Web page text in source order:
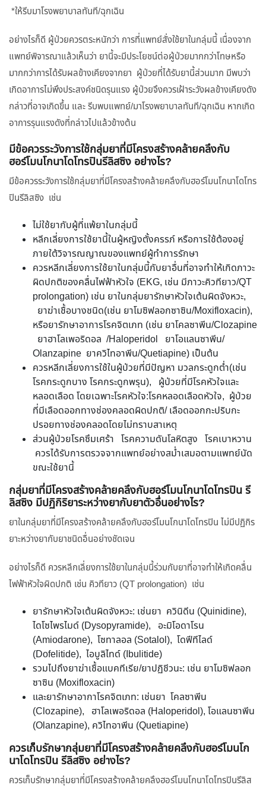
*ให้รีบมาโรงพยาบาลทันที/ฉุกเฉิน
อย่างไรก็ดี ผู้ป่วยควรตระหนักว่า การที่แพทย์สั่งใช้ยาในกลุ่มนี้ เนื่องจาก
แพทย์พิจารณาแล้วเห็นว่า ยานี้จะมีประโยชน์ต่อผู้ป่วยมากกว่าโทษหรือ
มากกว่าการได้รับผลข้างเคียงจากยา ผู้ป่วยที่ได้รับยานี้ส่วนมาก มีพบว่า
เกิดอาการไม่พึงประสงค์ชนิดรุนแรง ผู้ป่วยจึงควรเฝ้าระวังผลข้างเคียงดัง
กล่าวที่อาจเกิดขึ้น และ รีบพบแพทย์/มาโรงพยาบาลทันที/ฉุกเฉิน หากเกิด
อาการรุนแรงดังที่กล่าวไปแล้วข้างต้น
มีข้อควรระวังการใช้กลุ่มยาที่มีโครงสร้างคล้ายคลึงกับ
ฮอร์โมนโกนาโดโทรปินรีลิสซิง อย่างไร?
มีข้อควรระวังการใช้กลุ่มยาที่มีโครงสร้างคล้ายคลึงกับฮอร์โมนโกนาโดโทร
ปินรีลิสซิง เช่น
ไม่ใช้ยากับผู้ที่แพ้ยาในกลุ่มนี้
หลีกเลี่ยงการใช้ยานี้ในผู้หญิงตั้งครรภ์ หรือการใช้ต้องอยู่
ภายใต้วิจารณญาณของแพทย์ผู้ทำการรักษา
ควรหลีกเลี่ยงการใช้ยาในกลุ่มนี้กับยาอื่นที่อาจทำให้เกิดภาวะ
ผิดปกติของคลื่นไฟฟ้าหัวใจ (EKG, เช่น มีภาวะคิวทียาว/QT
prolongation) เช่น ยาในกลุ่มยารักษาหัวใจเต้นผิดจังหวะ,
ยาฆ่าเชื้อบางชนิด(เช่น ยาโมซิฟลอกซาซิน/Moxifloxacin),
หรือยารักษาอาการโรคจิตเภท (เช่น ยาโคลซาพีน/Clozapine
ยาฮาโลเพอริดอล /Haloperidol ยาโอแลนซาพีน/
Olanzapine ยาควิไทอาพีน/Quetiapine) เป็นต้น
ควรหลีกเลี่ยงการใช้ในผู้ป่วยที่มีปัญหา มวลกระดูกต่ำ(เช่น
โรคกระดูกบาง โรคกระดูกพรุน), ผู้ป่วยที่มีโรคหัวใจและ
หลอดเลือด โดยเฉพาะโรคหัวใจ:โรคหลอดเลือดหัวใจ, ผู้ป่วย
ที่มีเลือดออกทางช่องคลอดผิดปกติ/ เลือดออกกะปริบกะ
ปรอยทางช่องคลอดโดยไม่ทราบสาเหตุ
ส่วนผู้ป่วยโรคซึมเศร้า โรคความดันโลหิตสูง โรคเบาหวาน
ควรได้รับการตรวจจากแพทย์อย่างสม่ำเสมอตามแพทย์นัด
ขณะใช้ยานี้
กลุ่มยาที่มีโครงสร้างคล้ายคลึงกับฮอร์โมนโกนาโดโทรปิน รี
ลิสซิง มีปฏิกิริยาระหว่างยากับยาตัวอื่นอย่างไร?
ยาในกลุ่มยาที่มีโครงสร้างคล้ายคลึงกับฮอร์โมนโกนาโดโทรปิน ไม่มีปฏิกิร
ยาะหว่างยากับยาชนิดอื่นอย่างชัดเจน
อย่างไรก็ดี ควรหลีกเลี่ยงการใช้ยาในกลุ่มนี้ร่วมกับยาที่อาจทำให้เกิดคลื่น
ไฟฟ้าหัวใจผิดปกติ เช่น คิวทียาว (QT prolongation) เช่น
ยารักษาหัวใจเต้นผิดจังหวะ: เช่นยา ควินิดีน (Quinidine),
ไดโซไพรไมด์ (Dysopyramide), อะมิโอดาโรน
(Amiodarone), โซทาลอล (Sotalol), โดฟีทีไลด์
(Dofelitide), ไอบูลิไทด์ (Ibulitide)
รวมไปถึงยาฆ่าเชื้อแบคทีเรีย/ยาปฏิชีวนะ: เช่น ยาโมซิฟลอก
ซาซิน (Moxifloxacin)
และยารักษาอากาโรคจิตเภท: เช่นยา โคลซาพีน
(Clozapine), ฮาโลเพอริดอล (Haloperidol), โอแลนซาพีน
(Olanzapine), ควิไทอาพีน (Quetiapine)
ควรเก็บรักษากลุ่มยาที่มีโครงสร้างคล้ายคลึงกับฮอร์โมนโก
นาโดโทรปิน รีลิสซิง อย่างไร?
ควรเก็บรักษากลุ่มยาที่มีโครงสร้างคล้ายคลึงฮอร์โมนโกนาโดโทรปินรีลิส